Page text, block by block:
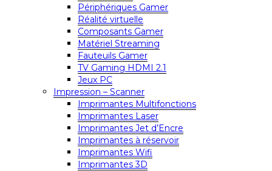
Périphériques Gamer
Réalité virtuelle
Composants Gamer
Matériel Streaming
Fauteuils Gamer
TV Gaming HDMI 2.1
Jeux PC
Impression – Scanner
Imprimantes Multifonctions
Imprimantes Laser
Imprimantes Jet d’Encre
Imprimantes à réservoir
Imprimantes Wifi
Imprimantes 3D